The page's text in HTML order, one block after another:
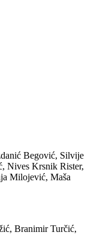
Begović, Silvije
Nives Krsnik Rister,
Milojević, Maša
Branimir Turčić,